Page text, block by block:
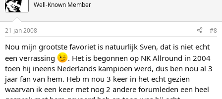
Well-Known Member
21 jan 2008 #8
Nou mijn grootste favoriet is natuurlijk Sven, dat is niet echt
een verrassing
. Het is begonnen op NK Allround in 2004
toen hij ineens Nederlands kampioen werd, dus ben nou al 3
jaar fan van hem. Heb m nou 3 keer in het echt gezien
waarvan ik een keer met nog 2 andere forumleden een heel